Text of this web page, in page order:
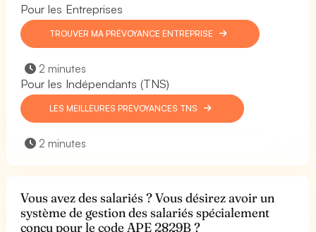
Pour les Entreprises
TROUVER MA PRÉVOYANCE ENTREPRISE
2 minutes
Pour les Indépendants (TNS)
LES MEILLEURES PRÉVOYANCES TNS
2 minutes
Vous avez des salariés ? Vous désirez avoir un
système de gestion des salariés spécialement
conçu pour le code APE 2829B ?